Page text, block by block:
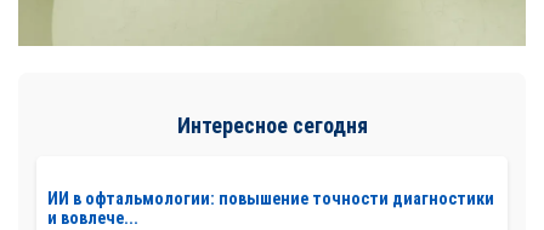
Интересное сегодня
ИИ в офтальмологии: повышение точности диагностики
и вовлече...